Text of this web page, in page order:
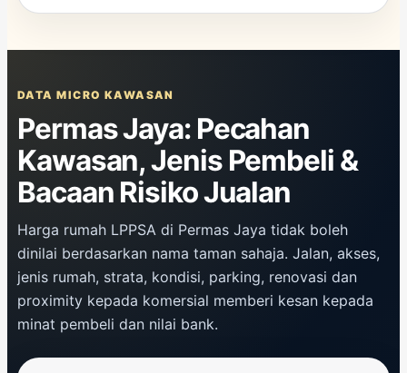
DATA MICRO KAWASAN
Permas Jaya: Pecahan
Kawasan, Jenis Pembeli &
Bacaan Risiko Jualan
Harga rumah LPPSA di Permas Jaya tidak boleh
dinilai berdasarkan nama taman sahaja. Jalan, akses,
jenis rumah, strata, kondisi, parking, renovasi dan
proximity kepada komersial memberi kesan kepada
minat pembeli dan nilai bank.